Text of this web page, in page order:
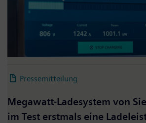
Pressemitteilung
Megawatt-Ladesystem von
im Test erstmals eine